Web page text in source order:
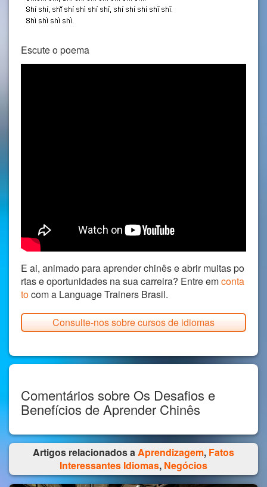
Escute o poema
E ai, animado para aprender chinês e abrir muitas po
rtas e oportunidades na sua carreira? Entre emconta
tocom a Language Trainers Brasil.
Consulte-nos sobre cursos de idiomas
Comentários sobre Os Desafios e
Benefícios de Aprender Chinês
Artigos relacionados aAprendizagem, Fatos
Interessantes Idiomas, Negócios